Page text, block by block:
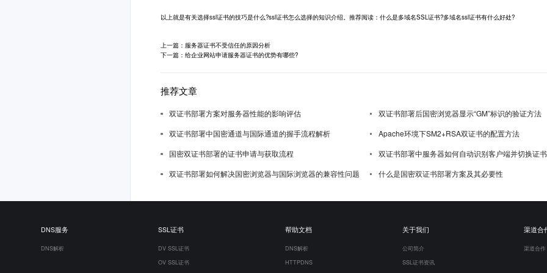
以上就是有关选择ssl证书的技巧是什么?ssl证书怎么选择的知识介绍。推荐阅读：什么是多域名SSL证书?多域名ssl证书有什么好处?
上一篇：服务器证书不受信任的原因分析
下一篇：给企业网站申请服务器证书的优势有哪些?
推荐文章
双证书部署方案对服务器性能的影响评估
双证书部署后国密浏览器显示“GM”标识的验证方法
双证书部署中国密通道与国际通道的握手流程解析
Apache环境下SM2+RSA双证书的配置方法
国密双证书部署的证书申请与获取流程
双证书部署中服务器如何自动识别客户端并切换证书
双证书部署如何解决国密浏览器与国际浏览器的兼容性问题
什么是国密双证书部署方案及其必要性
DNS服务
DNS解析
SSL证书
DV SSL证书
OV SSL证书
帮助文档
DNS解析
HTTPDNS
关于我们
公司简介
SSL证书资讯
渠道合
渠道合作